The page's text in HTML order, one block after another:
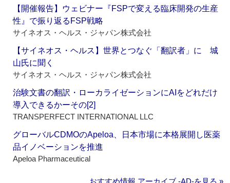
【開催報告】ウェビナー『FSPで変える臨床開発の生産
性』で振り返るFSP戦略
サイネオス・ヘルス・ジャパン株式会社
【サイネオス・ヘルス】世界とつなぐ「翻訳者」に 城
山氏に聞く
サイネオス・ヘルス・ジャパン株式会社
治験文書の翻訳・ローカライゼーションにAIをどれだけ
導入できるかーその[2]
TRANSPERFECT INTERNATIONAL LLC
グローバルCDMOのApeloa、日本市場に本格展開し医薬
品イノベーションを推進
Apeloa Pharmaceutical